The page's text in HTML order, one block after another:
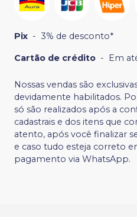
Pix - 3% de desconto*
Cartão de crédito - Em
Nossas vendas são
devidamente habilitados.
só são realizados após a
cadastrais e dos itens que
atento, após você finalizar
e caso tudo esteja correto
pagamento via WhatsApp.